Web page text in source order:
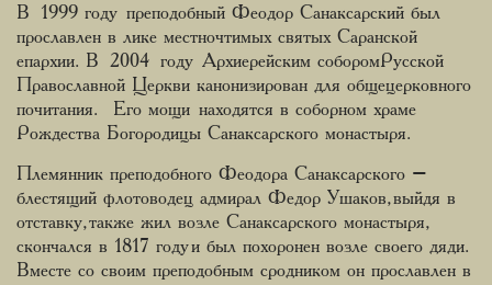
В 1999 году преподобный Феодор Санаксарский был
прославлен в лике местночтимых святых Саранской
епархии. В 2004 году Архиерейским соборомРусской
Православной Церкви канонизирован для общецерковного
почитания. Его мощи находятся в соборном храме
Рождества Богородицы Санаксарского монастыря.
Племянник преподобного Феодора Санаксарского –
блестящий флотоводец адмирал Федор Ушаков, выйдя в
отставку, также жил возле Санаксарского монастыря,
скончался в 1817 году и был похоронен возле своего дяди.
Вместе со своим преподобным сродником он прославлен в